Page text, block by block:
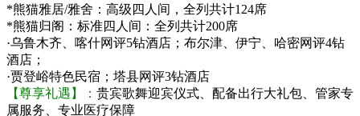
*熊猫雅居/雅舍：高级四人间，全列共计124席
*熊猫归阁：标准四人间：全列共计200席
·乌鲁木齐、喀什网评5钻酒店；布尔津、伊宁、哈密网评4钻
酒店；
·贾登峪特色民宿；塔县网评3钻酒店
【尊享礼遇】： 贵宾歌舞迎宾仪式、配备出行大礼包、管家专
属服务、专业医疗保障